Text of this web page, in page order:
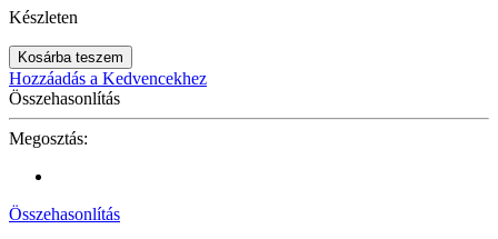
Készleten
Kosárba teszem
Hozzáadás a Kedvencekhez
Összehasonlítás
Megosztás:
Összehasonlítás